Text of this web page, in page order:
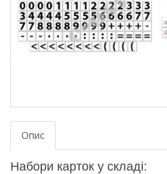
Опис
Набори карток у складі: